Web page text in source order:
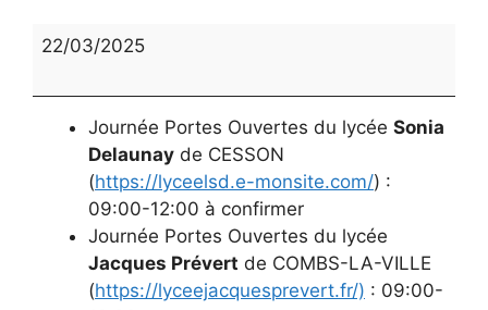
JPO
22/03/2025
Journée Portes Ouvertes du lycée Sonia
Delaunay de CESSON
(https://lyceelsd.e-monsite.com/) :
09:00-12:00 à confirmer
Journée Portes Ouvertes du lycée
Jacques Prévert de COMBS-LA-VILLE
(https://lyceejacquesprevert.fr/) : 09:00-